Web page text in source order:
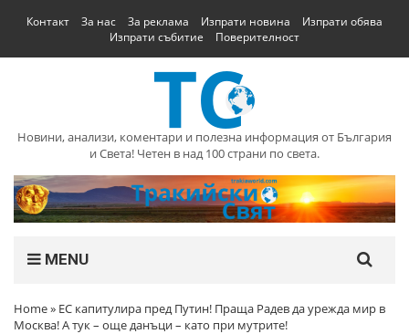
Контакт За нас За реклама Изпрати новина
Изпрати обява
Изпрати събитие
Поверителност
Новини, анализи, коментари и полезна информация от България
и Света! Четен в над 100 страни по света.
MENU
Home» ЕС капитулира пред Путин! Праща Радев да урежда мир в
Москва! А тук – още данъци – като при мутрите!